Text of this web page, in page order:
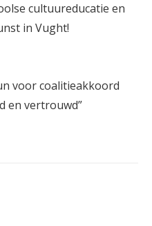
cultuureducatie en
in Vught!
voor coalitieakkoord
en vertrouwd”